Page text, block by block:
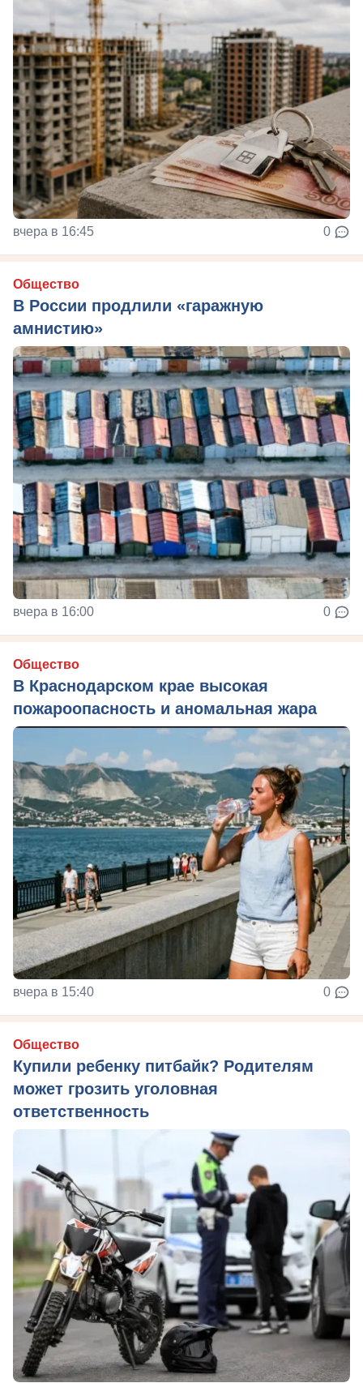
вчера в 16:45 0
Общество
В России продлили «гаражную
амнистию»
вчера в 16:00 0
Общество
В Краснодарском крае высокая
пожароопасность и аномальная жара
вчера в 15:40 0
Общество
Купили ребенку питбайк? Родителям
может грозить уголовная
ответственность